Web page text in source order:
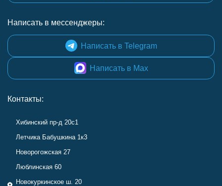
Написать в мессенджеры:
Написать в Telegram
Написать в Max
Контакты:
Хибинский пр-д 20с1
Летчика Бабушкина 1к3
Новорогожская 27
Люблинская 60
Новокуркинское ш. 20